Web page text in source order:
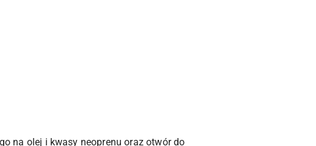
na olej i kwasy neoprenu oraz otwór do